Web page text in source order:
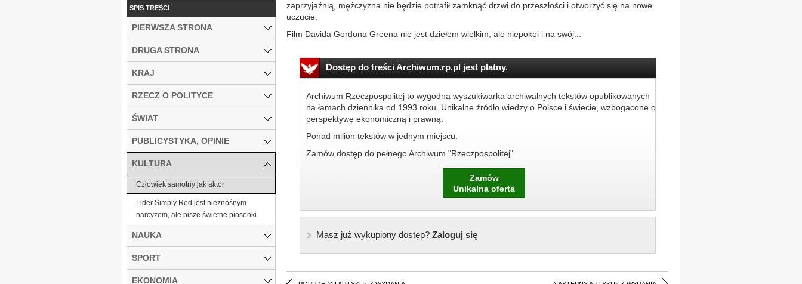
zaprzyjaźnią, mężczyzna nie będzie potrafił zamknąć drzwi do przeszłości i otworzyć się na nowe
uczucie.
Film Davida Gordona Greena nie jest dziełem wielkim, ale niepokoi i na swój...
Dostęp do treści Archiwum.rp.pl jest płatny.
Archiwum Rzeczpospolitej to wygodna wyszukiwarka archiwalnych tekstów opublikowanych
na łamach dziennika od 1993 roku. Unikalne źródło wiedzy o Polsce i świecie, wzbogacone o
perspektywę ekonomiczną i prawną.
Ponad milion tekstów w jednym miejscu.
Zamów dostęp do pełnego Archiwum "Rzeczpospolitej"
Zamów
Unikalna oferta
Masz już wykupiony dostęp?Zaloguj się
SPIS TREŚCI
PIERWSZA STRONA
DRUGA STRONA
KRAJ
RZECZ O POLITYCE
ŚWIAT
PUBLICYSTYKA, OPINIE
KULTURA
Człowiek samotny jak aktor
Lider Simply Red jest nieznośnym
narcyzem, ale pisze świetne piosenki
NAUKA
SPORT
EKONOMIA